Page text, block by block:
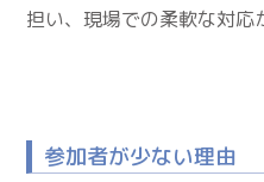
担い、現場での柔軟な対応
参加者が少ない理由